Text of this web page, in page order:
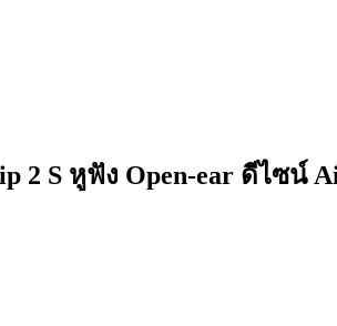
S หูฟัง Open-ear ดีไซน์